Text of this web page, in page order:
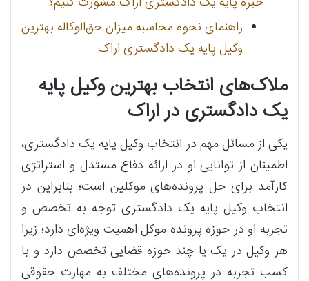
راهنمای نحوه محاسبه میزان حق‌الوکاله بهترین
وکیل پایه یک دادگستری اراک
ملاک‌های انتخاب بهترین وکیل پایه
یک دادگستری در اراک
یکی از مسائل مهم در انتخاب وکیل پایه یک دادگستری،
اطمینان از توانایی او در ارائه دفاع مستدل و استراتژی
کارآمد برای حل پرونده‌های موکلین است؛ بنابراین در
انتخاب وکیل پایه یک دادگستری توجه به تخصص و
تجربه او در حوزه پرونده موکل اهمیت ویژه‌ای دارد؛ زیرا
هر وکیل در یک یا چند حوزه قضایی تخصص دارد و با
کسب تجربه در پرونده‌های مختلف به مهارت حقوقی